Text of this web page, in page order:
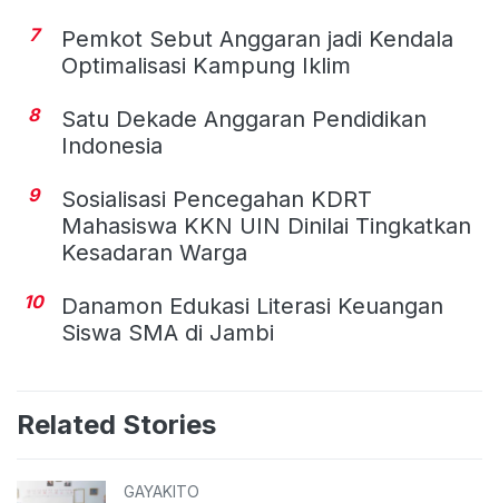
7
Pemkot Sebut Anggaran jadi Kendala
Optimalisasi Kampung Iklim
8
Satu Dekade Anggaran Pendidikan
Indonesia
9
Sosialisasi Pencegahan KDRT
Mahasiswa KKN UIN Dinilai Tingkatkan
Kesadaran Warga
10
Danamon Edukasi Literasi Keuangan
Siswa SMA di Jambi
Related Stories
GAYAKITO